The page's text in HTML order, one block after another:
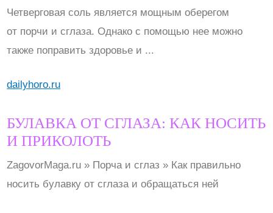
Четверговая соль является мощным оберегом
от порчи и сглаза. Однако с помощью нее можно
также поправить здоровье и ...
dailyhoro.ru
БУЛАВКА ОТ СГЛАЗА: КАК НОСИТЬ
И ПРИКОЛОТЬ
ZagovorMaga.ru » Порча и сглаз » Как правильно
носить булавку от сглаза и обращаться ней